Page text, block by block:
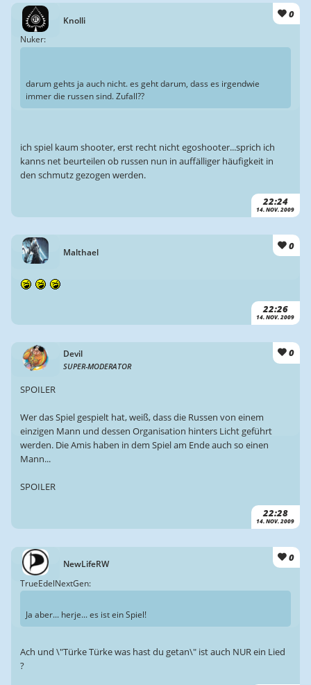
Knolli
0
22:24
14. NOV. 2009
Nuker:
darum gehts ja auch nicht. es geht darum, dass es irgendwie
immer die russen sind. Zufall??
ich spiel kaum shooter, erst recht nicht egoshooter...sprich ich
kanns net beurteilen ob russen nun in auffälliger häufigkeit in
den schmutz gezogen werden.
Malthael
0
22:26
14. NOV. 2009
Devil
SUPER-MODERATOR
0
22:28
14. NOV. 2009
SPOILER
Wer das Spiel gespielt hat, weiß, dass die Russen von einem
einzigen Mann und dessen Organisation hinters Licht geführt
werden. Die Amis haben in dem Spiel am Ende auch so einen
Mann...
SPOILER
NewLifeRW
0
TrueEdelNextGen:
Ja aber... herje... es ist ein Spiel!
Ach und \"Türke Türke was hast du getan\" ist auch NUR ein Lied
?